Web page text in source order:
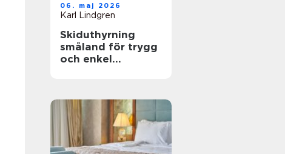
06. maj 2026
Karl Lindgren
Skiduthyrning
småland för trygg
och enkel